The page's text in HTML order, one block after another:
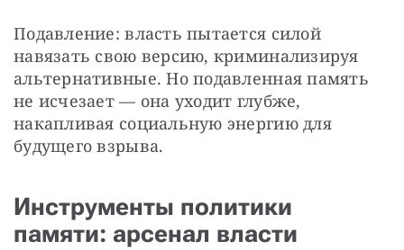
Подавление: власть пытается силой
навязать свою версию, криминализируя
альтернативные. Но подавленная память
не исчезает — она уходит глубже,
накапливая социальную энергию для
будущего взрыва.
Инструменты политики
памяти: арсенал власти